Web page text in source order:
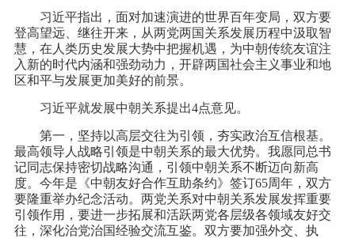
习近平指出，面对加速演进的世界百年变局，双方要
登高望远、继往开来，从两党两国关系发展历程中汲取智
慧，在人类历史发展大势中把握机遇，为中朝传统友谊注
入新的时代内涵和强劲动力，开辟两国社会主义事业和地
区和平与发展更加美好的前景。
习近平就发展中朝关系提出4点意见。
第一，坚持以高层交往为引领，夯实政治互信根基。
最高领导人战略引领是中朝关系的最大优势。我愿同总书
记同志保持密切战略沟通，引领中朝关系不断迈向新高
度。今年是《中朝友好合作互助条约》签订65周年，双方
要隆重举办纪念活动。两党关系对中朝关系发展发挥重要
引领作用，要进一步拓展和活跃两党各层级各领域友好交
往，深化治党治国经验交流互鉴。双方要加强外交、执